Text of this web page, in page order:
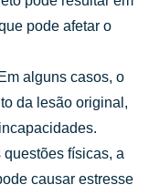
pode afetar o
Em alguns casos, o
da lesão original,
questões físicas, a
causar estresse